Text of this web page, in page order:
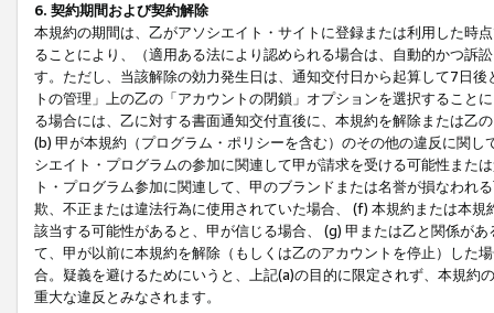
6. 契約期間および契約解除
本規約の期間は、乙がアソシエイト・サイトに登録または利用した時
ることにより、（適用ある法により認められる場合は、自動的かつ訴
す。ただし、当該解除の効力発生日は、通知交付日から起算して7日
トの管理」上の乙の「アカウントの閉鎖」オプションを選択するこ
る場合には、乙に対する書面通知交付直後に、本規約を解除または乙
(b) 甲が本規約（プログラム・ポリシーを含む）のその他の違反に関
シエイト・プログラムの参加に関連して甲が請求を受ける可能性また
ト・プログラム参加に関連して、甲のブランドまたは名誉が損なわれ
欺、不正または違法行為に使用されていた場合、 (f) 本規約または本
該当する可能性があると、甲が信じる場合、 (g) 甲または乙と関係が
て、甲が以前に本規約を解除（もしくは乙のアカウントを停止）した
合。疑義を避けるためにいうと、上記(a)の目的に限定されず、本規
重大な違反とみなされます。